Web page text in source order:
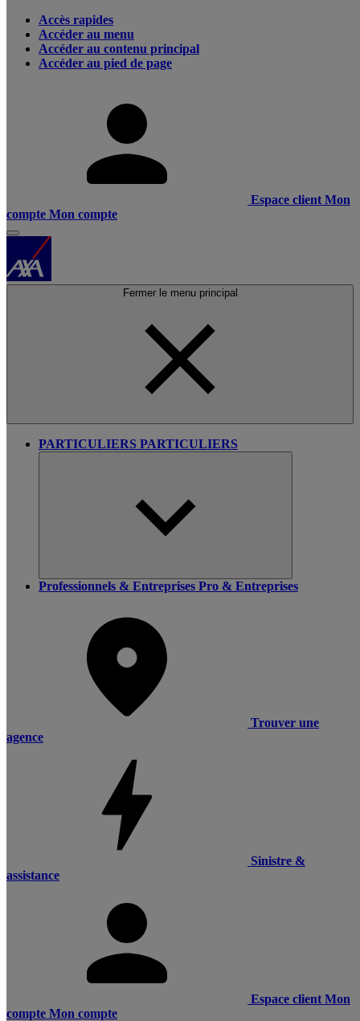
Accès rapides
Accéder au menu
Accéder au contenu principal
Accéder au pied de page
Espace client Mon
compte Mon compte
Fermer le menu principal
PARTICULIERS PARTICULIERS
Professionnels & Entreprises Pro & Entreprises
Trouver une
agence
Sinistre &
assistance
Espace client Mon
compte Mon compte